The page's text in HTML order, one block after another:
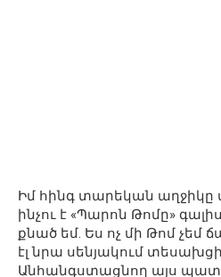
Իմ հինգ տարեկան աղջիկը
ինչու է «Պարոն Թոմը»
քնած եմ. Ես ոչ մի Թոմ չեմ
էլ նրա սենյակում
Անհանգստացնող այս